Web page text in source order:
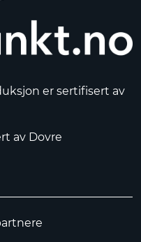
er sertifisert av
av Dovre